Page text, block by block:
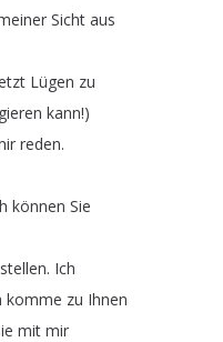
Sicht aus
Lügen zu
kann!)
reden.
können Sie
stellen. Ich
komme zu Ihnen
mit mir